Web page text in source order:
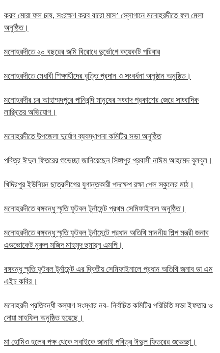
করব মোরা ফল চাষ, সংরক্ষণ করব বারো মাস’ স্লোগানে মনোহরদীতে ফল মেলা
অনুষ্ঠিত।
মনোহরদীতে ২০ বছরের জমি বিরোধে দুর্ভোগে কয়েকটি পরিবার
মনোহরদীতে মেধাবী শিক্ষার্থীদের বৃত্তি প্রদান ও সংবর্ধনা অনুষ্ঠান অনুষ্ঠিত।
মনোহরদীর চর আহাম্মদপুরে পানিবন্দি মানুষের সংবাদ প্রকাশের জেরে সাংবাদিক
লাঞ্ছিতের অভিযোগ।
মনোহরদীতে উপজেলা দুর্যোগ ব্যবস্থাপনা কমিটির সভা অনুষ্ঠিত
পবিত্র ঈদুল ফিতরের শুভেচ্ছা জানিয়েছেন সিঙ্গাপুর প্রবাসী নাঈম আহমেদ বুলবুল।
খিদিরপুর ইউনিয়ন ছাত্রলীগের যুগান্তকারী পদক্ষেপ রক্ষা পেল স্কুলের মাঠ।
মনোহরদীতে বঙ্গবন্ধু স্মৃতি ফুটবল টুর্নামেন্ট প্রথম সেমিফাইনাল অনুষ্ঠিত।
মনোহরদীতে বঙ্গবন্ধু স্মৃতি ফুটবল টুর্নামেন্টে প্রধান অতিথি মাননীয় শিল্প মন্ত্রী জনাব
এডভোকেট নুরুল মজিদ মাহমুদ হুমায়ূন এমপি।
বঙ্গবন্ধু স্মৃতি ফুটবল টুর্নামেন্ট এর দ্বিতীয় সেমিফাইনালে প্রধান অতিথি জনাব ডা এম
এইচ কবির।
মনোহরদী প্রতিবন্ধী কল্যাণ সংস্থার নব- নির্বাচিত কমিটির পরিচিতি সভা ইফতার ও
দোয়া মাহফিল অনুষ্ঠিত হয়েছে।
মা হোমিও হলের পক্ষ থেকে সবাইকে জানাই পবিত্র ঈদুল ফিতরের শুভেচ্ছা।